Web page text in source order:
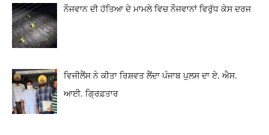
ਨੌਜਵਾਨ ਦੀ ਹੱਤਿਆ ਦੇ ਮਾਮਲੇ ਵਿਚ ਨੌਜਵਾਨਾਂ ਵਿਰੁੱਧ ਕੇਸ ਦਰਜ
ਵਿਜੀਲੈਂਸ ਨੇ ਕੀਤਾ ਰਿਸ਼ਵਤ ਲੈਂਦਾ ਪੰਜਾਬ ਪੁਲਸ ਦਾ ਏ. ਐਸ.
ਆਈ. ਗ੍ਰਿਫ਼ਤਾਰ